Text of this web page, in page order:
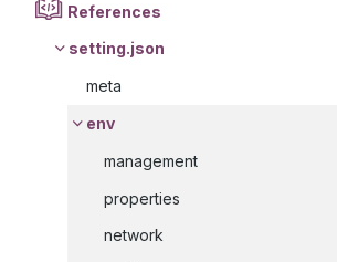
References
setting.json
meta
env
management
properties
network